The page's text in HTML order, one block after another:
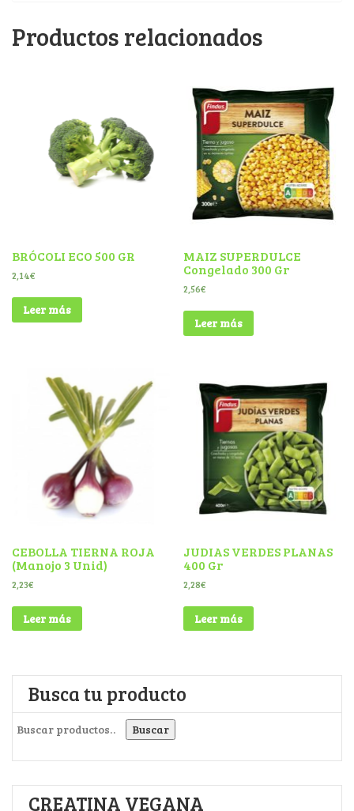
Productos relacionados
BRÓCOLI ECO 500 GR
2,14€
Leer más
MAIZ SUPERDULCE
Congelado 300 Gr
2,56€
Leer más
CEBOLLA TIERNA ROJA
(manojo 3 Unid)
2,23€
Leer más
JUDIAS VERDES PLANAS
400 Gr
2,28€
Leer más
Busca tu producto
Buscar
CREATINA VEGANA